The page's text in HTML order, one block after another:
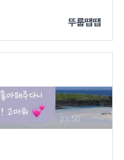
뚜룹땝땝